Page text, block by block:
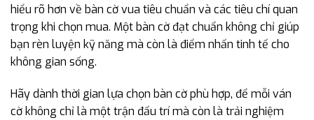
hiểu rõ hơn về bàn cờ vua tiêu chuẩn và các tiêu chí quan
trọng khi chọn mua. Một bàn cờ đạt chuẩn không chỉ giúp
bạn rèn luyện kỹ năng mà còn là điểm nhấn tinh tế cho
không gian sống.
Hãy dành thời gian lựa chọn bàn cờ phù hợp, để mỗi ván
cờ không chỉ là một trận đấu trí mà còn là trải nghiệm